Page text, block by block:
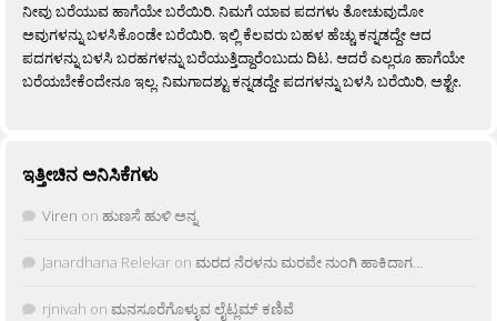
ನೀವು ಬರೆಯುವ ಹಾಗೆಯೇ ಬರೆಯಿರಿ. ನಿಮಗೆ ಯಾವ ಪದಗಳು ತೋಚುವುದೋ
ಅವುಗಳನ್ನು ಬಳಸಿಕೊಂಡೇ ಬರೆಯಿರಿ. ಇಲ್ಲಿ ಕೆಲವರು ಬಹಳ ಹೆಚ್ಚು ಕನ್ನಡದ್ದೇ ಆದ
ಪದಗಳನ್ನು ಬಳಸಿ ಬರಹಗಳನ್ನು ಬರೆಯುತ್ತಿದ್ದಾರೆಂಬುದು ದಿಟ. ಆದರೆ ಎಲ್ಲರೂ ಹಾಗೆಯೇ
ಬರೆಯಬೇಕೆಂದೇನೂ ಇಲ್ಲ. ನಿಮಗಾದಶ್ಟು ಕನ್ನಡದ್ದೇ ಪದಗಳನ್ನು ಬಳಸಿ ಬರೆಯಿರಿ, ಅಶ್ಟೇ.
ಇತ್ತೀಚಿನ ಅನಿಸಿಕೆಗಳು
Viren on ಹುಣಸೆ ಹುಳಿ ಅನ್ನ
Janardhana Relekar on ಮರದ ನೆರಳನು ಮರವೇ ನುಂಗಿ ಹಾಕಿದಾಗ…
rjnivah on ಮನಸೂರೆಗೊಳ್ಳುವ ಲೈಟ್ಲಮ್ ಕಣಿವೆ